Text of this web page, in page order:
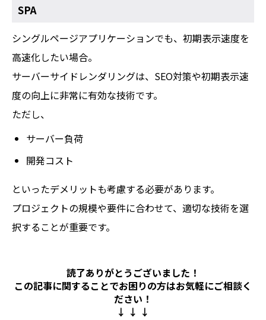
SPA
シングルページアプリケーションでも、初期表示速度を
高速化したい場合。
サーバーサイドレンダリングは、SEO対策や初期表示速
度の向上に非常に有効な技術です。
ただし、
サーバー負荷
開発コスト
といったデメリットも考慮する必要があります。
プロジェクトの規模や要件に合わせて、適切な技術を選
択することが重要です。
読了ありがとうございました！
この記事に関することでお困りの方はお気軽にご相談く
ださい！
↓ ↓ ↓